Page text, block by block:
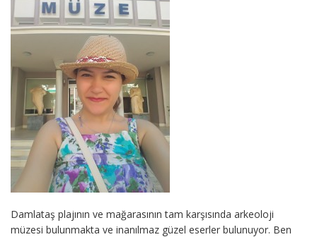
Damlataş plajının ve mağarasının tam karşısında arkeoloji
müzesi bulunmakta ve inanılmaz güzel eserler bulunuyor. Ben